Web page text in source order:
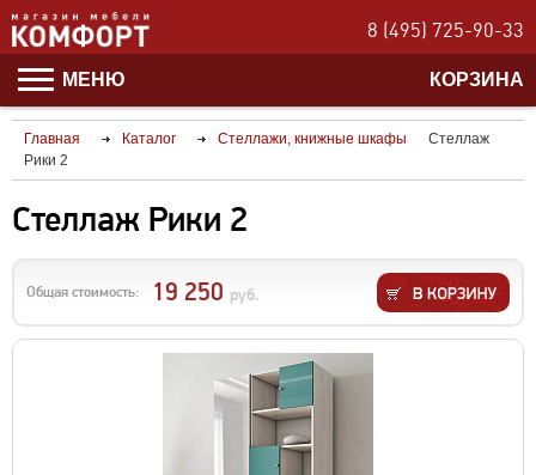
8 (495) 725-90-33
МЕНЮ КОРЗИНА
Главная Каталог Стеллажи, книжные шкафы
Стеллаж
Рики 2
Стеллаж Рики 2
Общая стоимость: 19 250 руб.